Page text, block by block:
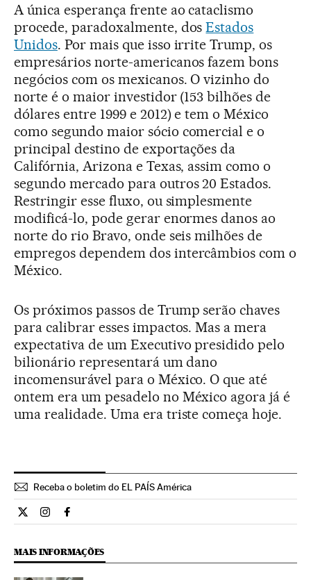
A única esperança frente ao cataclismo
procede, paradoxalmente, dosEstados
Unidos. Por mais que isso irrite Trump, os
empresários norte-americanos fazem bons
negócios com os mexicanos. O vizinho do
norte é o maior investidor (153 bilhões de
dólares entre 1999 e 2012) e tem o México
como segundo maior sócio comercial e o
principal destino de exportações da
Califórnia, Arizona e Texas, assim como o
segundo mercado para outros 20 Estados.
Restringir esse fluxo, ou simplesmente
modificá-lo, pode gerar enormes danos ao
norte do rio Bravo, onde seis milhões de
empregos dependem dos intercâmbios com o
México.
Os próximos passos de Trump serão chaves
para calibrar esses impactos. Mas a mera
expectativa de um Executivo presidido pelo
bilionário representará um dano
incomensurável para o México. O que até
ontem era um pesadelo no México agora já é
uma realidade. Uma era triste começa hoje.
Receba o boletim do EL PAÍS América
Internacional El País Brasil en Twitter
Internacional El País Brasil en Instagram
Internacional El País Brasil en Facebook
MAIS INFORMAÇÕES